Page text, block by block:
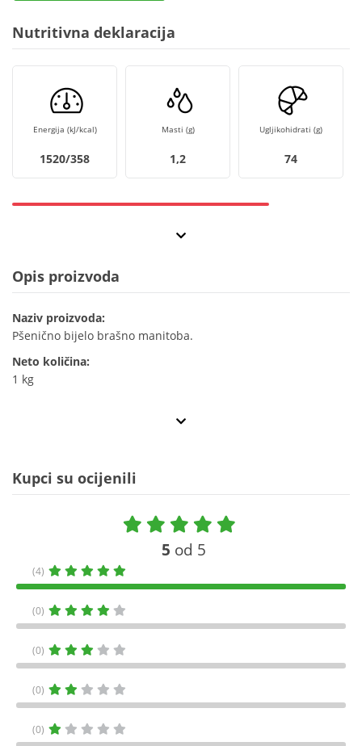
Nutritivna deklaracija
Energija (kJ/kcal)
1520/358
Masti (g)
1,2
Ugljikohidrati (g)
74
Opis proizvoda
Naziv proizvoda:
Pšenično bijelo brašno manitoba.
Neto količina:
1 kg
Kupci su ocijenili
5 od 5
(4)
(0)
(0)
(0)
(0)